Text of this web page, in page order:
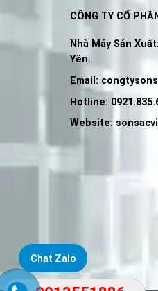
CÔNG TY CỔ
Nhà Máy Sản
Yên.
Email:
Hotline:
Website:
Chat Zalo